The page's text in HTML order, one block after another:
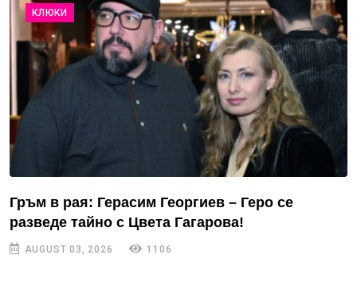
КЛЮКИ
Гръм в рая: Герасим Георгиев – Геро се
разведе тайно с Цвета Гагарова!
AUGUST 03, 2026 1106